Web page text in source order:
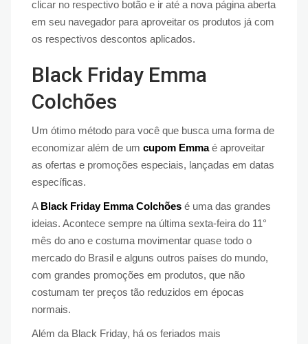
clicar no respectivo botão e ir até a nova página aberta
em seu navegador para aproveitar os produtos já com
os respectivos descontos aplicados.
Black Friday Emma
Colchões
Um ótimo método para você que busca uma forma de
economizar além de um cupom Emmaé aproveitar
as ofertas e promoções especiais, lançadas em datas
específicas.
A Black Friday Emma Colchões é uma das grandes
ideias. Acontece sempre na última sexta-feira do 11°
mês do ano e costuma movimentar quase todo o
mercado do Brasil e alguns outros países do mundo,
com grandes promoções em produtos, que não
costumam ter preços tão reduzidos em épocas
normais.
Além da Black Friday, há os feriados mais